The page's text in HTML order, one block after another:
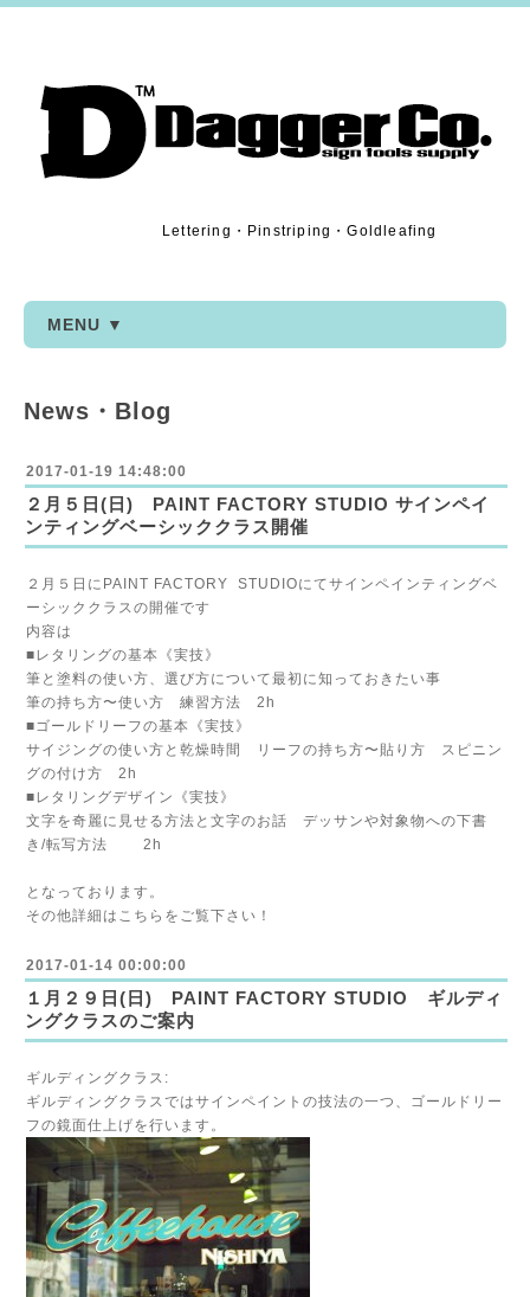
Lettering・Pinstriping・Goldleafing
MENU ▼
News・Blog
2017-01-19 14:48:00
２月５日(日) PAINT FACTORY STUDIO サインペイ
ンティングベーシッククラス開催
２月５日にPAINT FACTORY STUDIOにてサインペインティングベ
ーシッククラスの開催です
内容は
■レタリングの基本《実技》
筆と塗料の使い方、選び方について最初に知っておきたい事
筆の持ち方〜使い方 練習方法 2h
■ゴールドリーフの基本《実技》
サイジングの使い方と乾燥時間 リーフの持ち方〜貼り方 スピニン
グの付け方 2h
■レタリングデザイン《実技》
文字を奇麗に見せる方法と文字のお話 デッサンや対象物への下書
き/転写方法 2h
となっております。
その他詳細はこちらをご覧下さい！
2017-01-14 00:00:00
１月２９日(日) PAINT FACTORY STUDIO ギルディ
ングクラスのご案内
ギルディングクラス:
ギルディングクラスではサインペイントの技法の一つ、ゴールドリー
フの鏡面仕上げを行います。